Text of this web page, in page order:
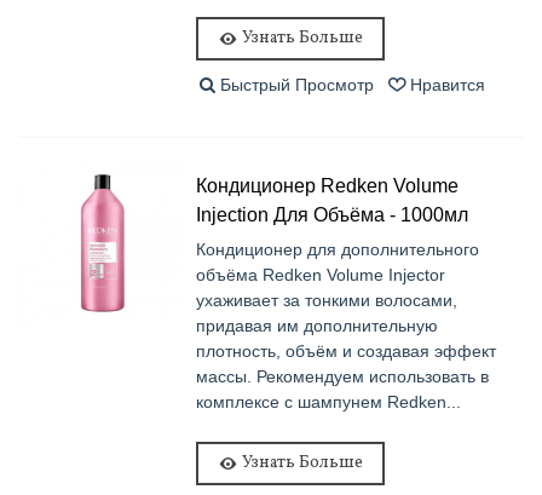
Узнать Больше
Быстрый Просмотр Нравится
Кондиционер Redken Volume
Injection Для Объёма - 1000мл
Кондиционер для дополнительного
объёма Redken Volume Injector
ухаживает за тонкими волосами,
придавая им дополнительную
плотность, объём и создавая эффект
массы. Рекомендуем использовать в
комплексе с шампунем Redken...
Узнать Больше